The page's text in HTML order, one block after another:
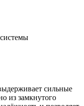
сильные
из замкнутого